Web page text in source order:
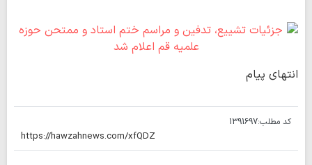
انتهای پیام
کد مطلب:1391697